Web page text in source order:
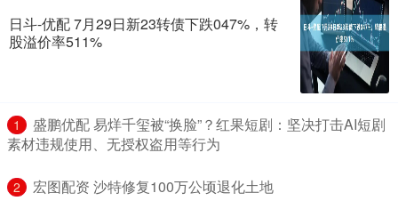
日斗-优配 7月29日新23转债下跌047%，转
股溢价率511%
1
​盛鹏优配 易烊千玺被“换脸”？红果短剧：坚决打击AI短剧
素材违规使用、无授权盗用等行为
2 ​宏图配资 沙特修复100万公顷退化土地